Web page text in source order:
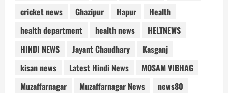
cricket news
Ghazipur Hapur
Health
health department
health news
HELTNEWS
HINDI NEWS
Jayant Chaudhary
Kasganj
kisan news
Latest Hindi News
MOSAM VIBHAG
Muzaffarnagar
Muzaffarnagar News
news80